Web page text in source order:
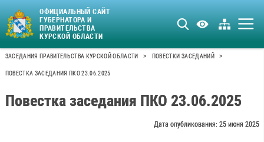
ОФИЦИАЛЬНЫЙ САЙТ
ГУБЕРНАТОРА И
ПРАВИТЕЛЬСТВА
КУРСКОЙ ОБЛАСТИ
ЗАСЕДАНИЯ ПРАВИТЕЛЬСТВА КУРСКОЙ ОБЛАСТИ > ПОВЕСТКИ ЗАСЕДАНИЙ >
ПОВЕСТКА ЗАСЕДАНИЯ ПКО 23.06.2025
Повестка заседания ПКО 23.06.2025
Дата опубликования: 25 июня 2025